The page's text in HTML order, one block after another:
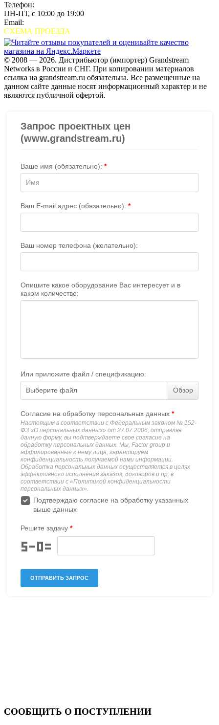
Телефон:
ПН-ПТ, с 10:00 до 19:00
Email:
СХЕМА ПРОЕЗДА
© 2008 — 2026. Дистрибьютор (импортер) Grandstream
Networks в России и СНГ. При копировании материалов
ссылка на grandstream.ru обязательна. Все размещенные на
данном сайте данные носят информационный характер и не
являются публичной офертой.
СООБЩИТЬ О ПОСТУПЛЕНИИ